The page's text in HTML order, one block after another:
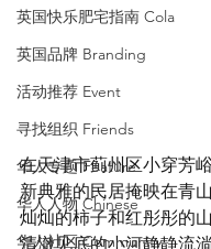
英国快乐肥宅指南 Cola
英国品牌 Branding
活动推荐 Event
寻找组织 Friends
华人专题 Feature
华人人物 Chinese
华人社区 Community
在天津市蓟州区小穿芳
新典雅的民居掩映在青
灿灿的柿子和红彤彤的
清澈见底的小河静静流